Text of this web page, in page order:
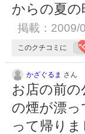
からの夏
掲載：2009/
このクチコミに
かざぐるま さん
お店の前
の煙が漂
って帰り